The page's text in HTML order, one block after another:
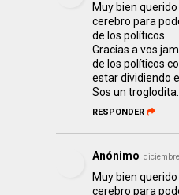
Muy bien
cerebro para
de los políticos.
Gracias a vos
de los políticos
estar dividiendo
Sos un troglodita.
RESPONDER
Anónimo
Muy bien
cerebro para